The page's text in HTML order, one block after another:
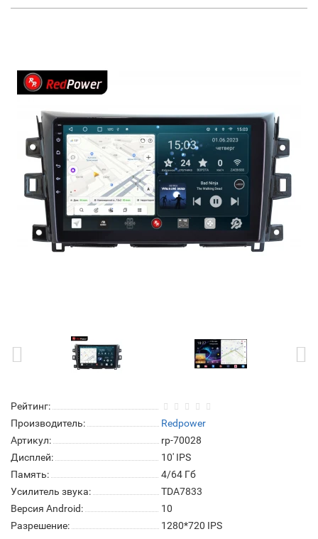
Рейтинг:
Производитель:
Redpower
Артикул:
rp-70028
Дисплей:
10' IPS
Память:
4/64 Гб
Усилитель звука:
TDA7833
Версия Android:
10
Разрешение:
1280*720 IPS